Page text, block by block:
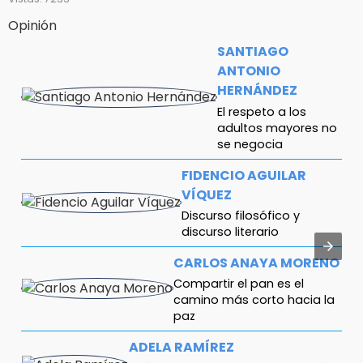
Opinión
SANTIAGO
ANTONIO
HERNÁNDEZ
El respeto a los
adultos mayores no
se negocia
FIDENCIO AGUILAR
VÍQUEZ
Discurso filosófico y
discurso literario
CARLOS ANAYA MORENO
Compartir el pan es el
camino más corto hacia la
paz
ADELA RAMÍREZ